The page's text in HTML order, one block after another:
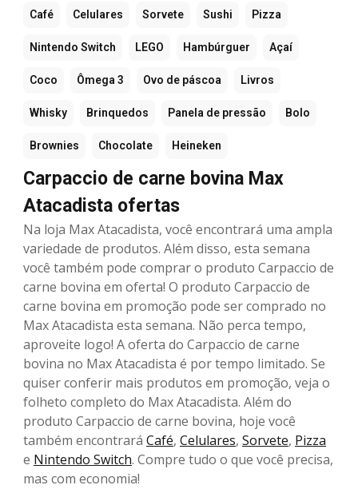
Café Celulares Sorvete Sushi Pizza
Nintendo Switch LEGO Hambúrguer Açaí
Coco Ômega 3 Ovo de páscoa Livros
Whisky Brinquedos Panela de pressão Bolo
Brownies Chocolate Heineken
Carpaccio de carne bovina Max
Atacadista ofertas
Na loja Max Atacadista, você encontrará uma ampla
variedade de produtos. Além disso, esta semana
você também pode comprar o produto Carpaccio de
carne bovina em oferta! O produto Carpaccio de
carne bovina em promoção pode ser comprado no
Max Atacadista esta semana. Não perca tempo,
aproveite logo! A oferta do Carpaccio de carne
bovina no Max Atacadista é por tempo limitado. Se
quiser conferir mais produtos em promoção, veja o
folheto completo do Max Atacadista. Além do
produto Carpaccio de carne bovina, hoje você
também encontrará Café, Celulares, Sorvete, Pizza
e Nintendo Switch. Compre tudo o que você precisa,
mas com economia!